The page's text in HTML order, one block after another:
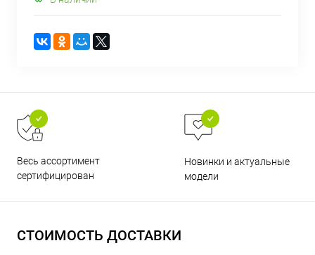
Весь ассортимент
сертифицирован
Новинки и актуальные
модели
СТОИМОСТЬ ДОСТАВКИ
раз в 2 недели